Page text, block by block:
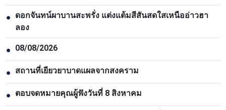
● ดอกจันทน์ผาบานสะพรั่ง แต่งแต้มสีสันสดใสเหนืออ่าวฮา
ลอง
● 08/08/2026
● สถานที่เยียวยาบาดแผลจากสงคราม
● ตอบจดหมายคุณผู้ฟังวันที่ 8 สิงหาคม